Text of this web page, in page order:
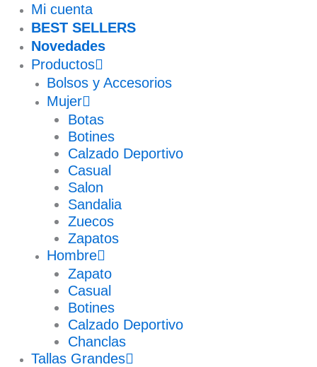
Mi cuenta
BEST SELLERS
Novedades
Productos
Bolsos y Accesorios
Mujer
Botas
Botines
Calzado Deportivo
Casual
Salon
Sandalia
Zuecos
Zapatos
Hombre
Zapato
Casual
Botines
Calzado Deportivo
Chanclas
Tallas Grandes